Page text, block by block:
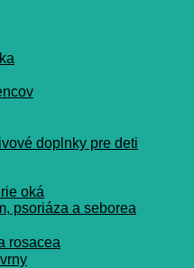
doplnky pre deti
oká
psoriáza a seborea
rosacea